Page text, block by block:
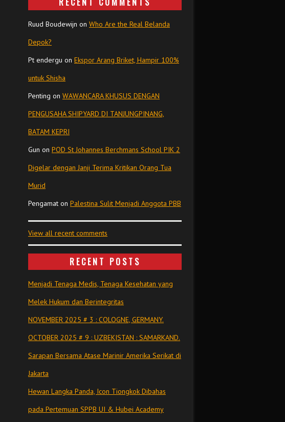
Ruud Boudewijn on Who Are the Real Belanda
Depok?
Pt endergu on Ekspor Arang Briket, Hampir 100%
untuk Shisha
Penting on WAWANCARA KHUSUS DENGAN
PENGUSAHA SHIPYARD DI TANJUNGPINANG,
BATAM KEPRI
Gun on POD St Johannes Berchmans School PIK 2
Digelar dengan Janji Terima Kritikan Orang Tua
Murid
Pengamat on Palestina Sulit Menjadi Anggota PBB
View all recent comments
RECENT POSTS
Menjadi Tenaga Medis, Tenaga Kesehatan yang
Melek Hukum dan Berintegritas
NOVEMBER 2025 # 3 : COLOGNE, GERMANY.
OCTOBER 2025 # 9 : UZBEKISTAN : SAMARKAND.
Sarapan Bersama Atase Marinir Amerika Serikat di
Jakarta
Hewan Langka Panda, Icon Tiongkok Dibahas
pada Pertemuan SPPB UI & Hubei Academy